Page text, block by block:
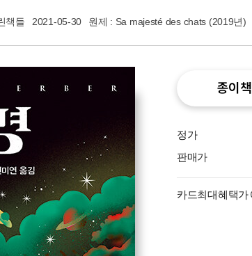
책들 2021-05-30 원제 : Sa majesté des chats (2019년)
종이책
정가
판매가
카드최대혜택가